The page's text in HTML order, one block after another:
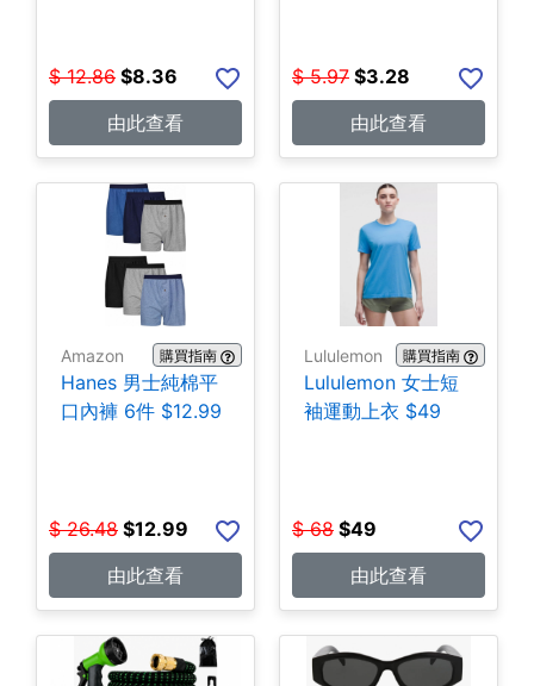
$ 12.86 $8.36
由此查看
$ 5.97 $3.28
由此查看
Amazon 購買指南
Hanes 男士純棉平
口內褲 6件 $12.99
$ 26.48 $12.99
由此查看
Lululemon 購買指南
Lululemon 女士短
袖運動上衣 $49
$ 68 $49
由此查看